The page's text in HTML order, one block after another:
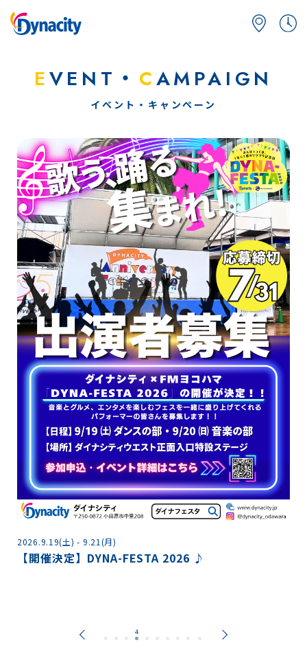
EVENT・ CAMPAIGN
イベント・キャンペーン
2026.9.19(土) - 9.21(月)
【開催決定】DYNA-FESTA 2026 ♪